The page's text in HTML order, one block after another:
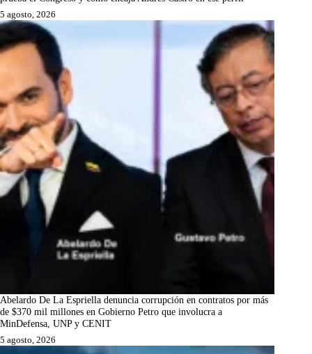
5 agosto, 2026
Abelardo De La Espriella denuncia corrupción en contratos por más
de $370 mil millones en Gobierno Petro que involucra a
MinDefensa, UNP y CENIT
5 agosto, 2026